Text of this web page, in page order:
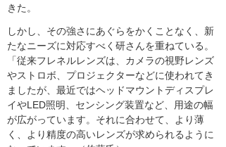
きた。
しかし、その強さにあぐらをかくことなく、新
たなニーズに対応すべく研さんを重ねている。
「従来フレネルレンズは、カメラの視野レンズ
やストロボ、プロジェクターなどに使われてき
ましたが、最近ではヘッドマウントディスプレ
イやLED照明、センシング装置など、用途の幅
が広がっています。それに合わせて、より薄
く、より精度の高いレンズが求められるように